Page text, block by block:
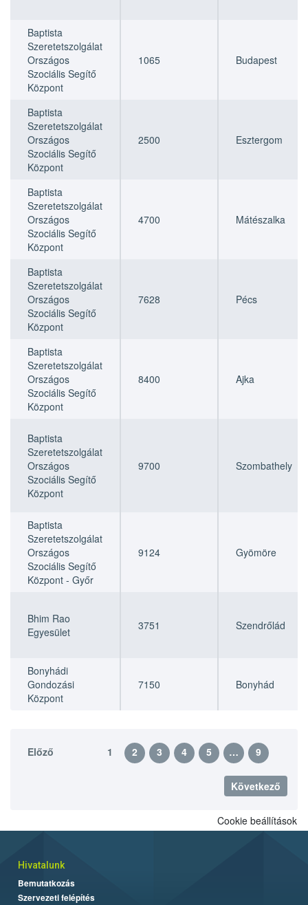
Baptista
Szeretetszolgálat
Országos
Szociális Segítő
Központ
1065 Budapest
Baptista
Szeretetszolgálat
Országos
Szociális Segítő
Központ
2500 Esztergom
Baptista
Szeretetszolgálat
Országos
Szociális Segítő
Központ
4700 Mátészalka
Baptista
Szeretetszolgálat
Országos
Szociális Segítő
Központ
7628 Pécs
Baptista
Szeretetszolgálat
Országos
Szociális Segítő
Központ
8400 Ajka
Baptista
Szeretetszolgálat
Országos
Szociális Segítő
Központ
9700 Szombathely
Baptista
Szeretetszolgálat
Országos
Szociális Segítő
Központ - Győr
9124 Gyömöre
Bhim Rao
Egyesület
3751 Szendrőlád
Bonyhádi
Gondozási
Központ
7150 Bonyhád
Előző 1 2 3 4 5 … 9
Következő
Cookie beállítások
Hivatalunk
Bemutatkozás
Szervezeti felépítés